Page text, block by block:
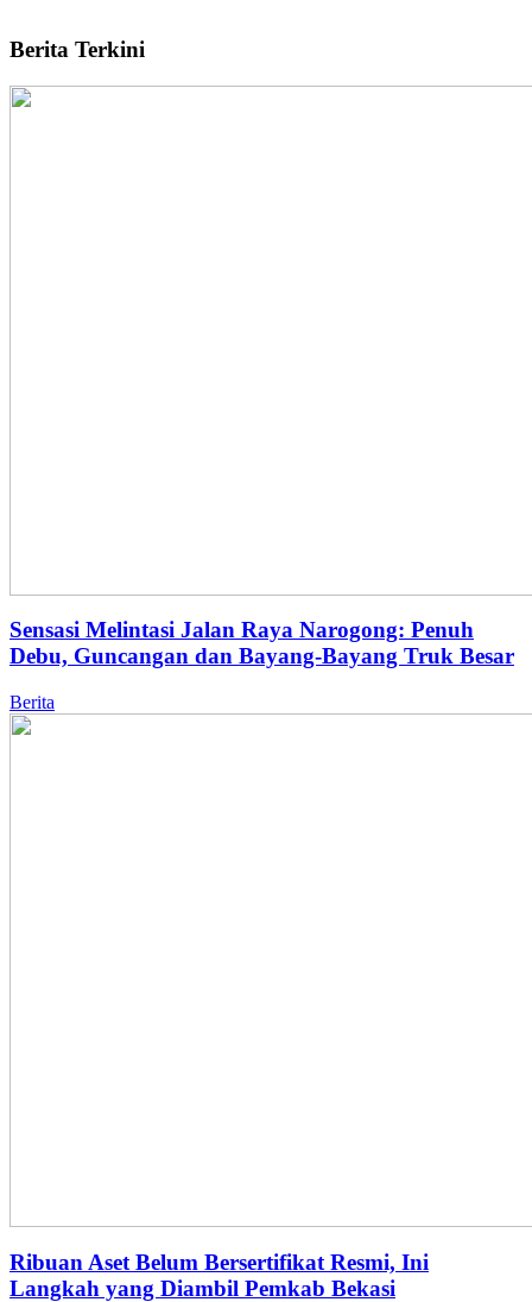
Berita Terkini
Sensasi Melintasi Jalan Raya Narogong: Penuh
Debu, Guncangan dan Bayang-Bayang Truk Besar
Berita
Ribuan Aset Belum Bersertifikat Resmi, Ini
Langkah yang Diambil Pemkab Bekasi